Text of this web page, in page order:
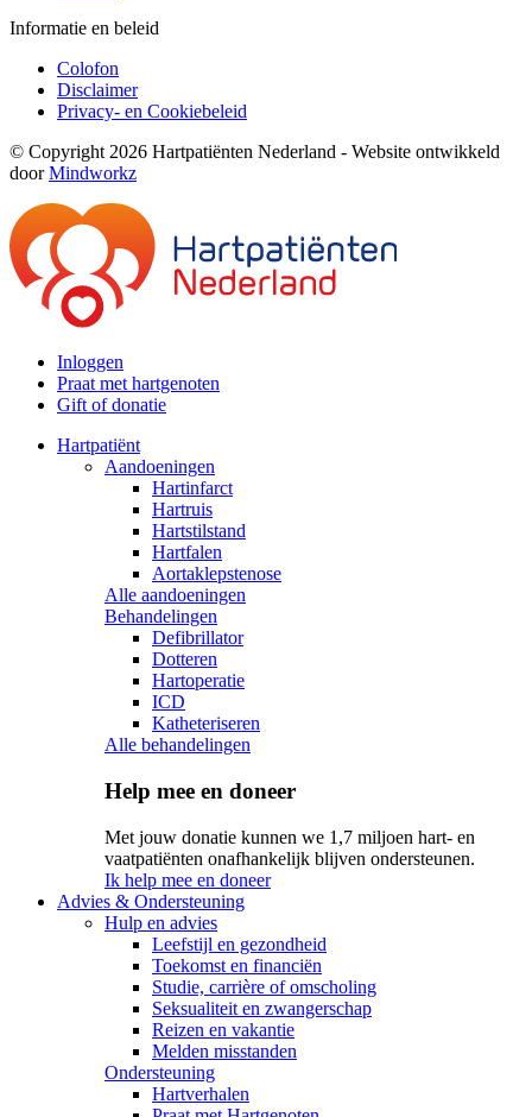
Informatie en beleid
Colofon
Disclaimer
Privacy- en Cookiebeleid
© Copyright 2026 Hartpatiënten Nederland - Website ontwikkeld
doorMindworkz
Inloggen
Praat met hartgenoten
Gift of donatie
Hartpatiënt
Aandoeningen
Hartinfarct
Hartruis
Hartstilstand
Hartfalen
Aortaklepstenose
Alle aandoeningen
Behandelingen
Defibrillator
Dotteren
Hartoperatie
ICD
Katheteriseren
Alle behandelingen
Help mee en doneer
Met jouw donatie kunnen we 1,7 miljoen hart- en
vaatpatiënten onafhankelijk blijven ondersteunen.
Ik help mee en doneer
Advies & Ondersteuning
Hulp en advies
Leefstijl en gezondheid
Toekomst en financiën
Studie, carrière of omscholing
Seksualiteit en zwangerschap
Reizen en vakantie
Melden misstanden
Ondersteuning
Hartverhalen